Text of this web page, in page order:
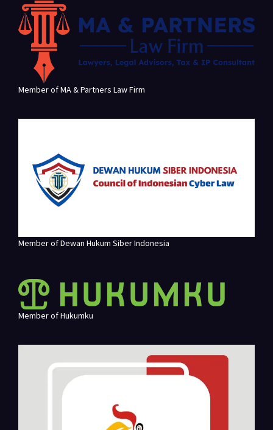
Member of MA & Partners Law Firm
Member of Dewan Hukum Siber Indonesia
Member of Hukumku